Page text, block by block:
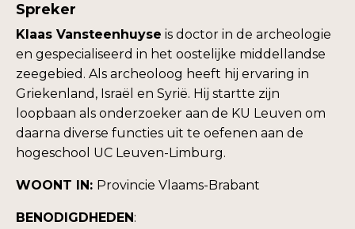
Spreker
Klaas Vansteenhuyse is doctor in de archeologie
en gespecialiseerd in het oostelijke middellandse
zeegebied. Als archeoloog heeft hij ervaring in
Griekenland, Israël en Syrië. Hij startte zijn
loopbaan als onderzoeker aan de KU Leuven om
daarna diverse functies uit te oefenen aan de
hogeschool UC Leuven-Limburg.
WOONT IN: Provincie Vlaams-Brabant
BENODIGDHEDEN: